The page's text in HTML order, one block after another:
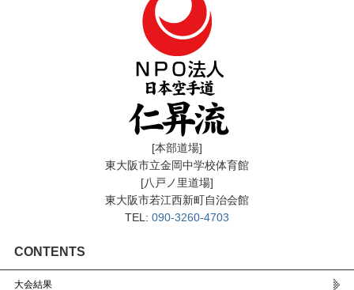
[本部道場]
東大阪市立金岡中学校体育館
[八戸ノ里道場]
東大阪市若江西新町自治会館
TEL: 090-3260-4703
CONTENTS
大会結果